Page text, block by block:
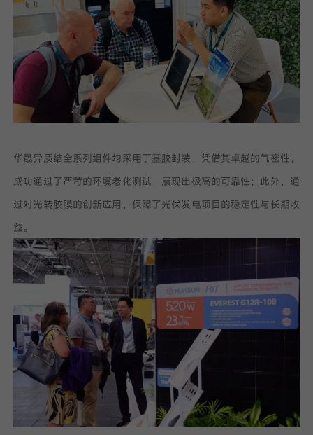
华晟异质结全系列组件均采用丁基胶封装，凭借其卓越的气密性，
成功通过了严苛的环境老化测试，展现出极高的可靠性；此外，通
过对光转胶膜的创新应用，保障了光伏发电项目的稳定性与长期收
益。